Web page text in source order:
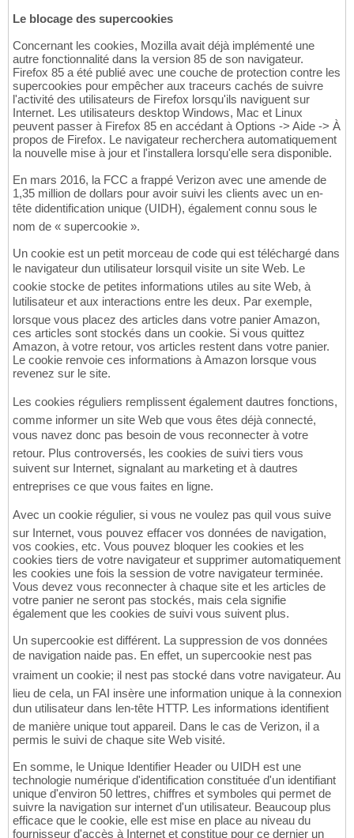
Le blocage des supercookies
Concernant les cookies, Mozilla avait déjà implémenté une
autre fonctionnalité dans la version 85 de son navigateur.
Firefox 85 a été publié avec une couche de protection contre les
supercookies pour empêcher aux traceurs cachés de suivre
l'activité des utilisateurs de Firefox lorsqu'ils naviguent sur
Internet. Les utilisateurs desktop Windows, Mac et Linux
peuvent passer à Firefox 85 en accédant à Options -> Aide -> À
propos de Firefox. Le navigateur recherchera automatiquement
la nouvelle mise à jour et l'installera lorsqu'elle sera disponible.
En mars 2016, la FCC a frappé Verizon avec une amende de
1,35 million de dollars pour avoir suivi les clients avec un en-
tête didentification unique (UIDH), également connu sous le
nom de « supercookie ».
Un cookie est un petit morceau de code qui est téléchargé dans
le navigateur dun utilisateur lorsquil visite un site Web. Le
cookie stocke de petites informations utiles au site Web, à
lutilisateur et aux interactions entre les deux. Par exemple,
lorsque vous placez des articles dans votre panier Amazon,
ces articles sont stockés dans un cookie. Si vous quittez
Amazon, à votre retour, vos articles restent dans votre panier.
Le cookie renvoie ces informations à Amazon lorsque vous
revenez sur le site.
Les cookies réguliers remplissent également dautres fonctions,
comme informer un site Web que vous êtes déjà connecté,
vous navez donc pas besoin de vous reconnecter à votre
retour. Plus controversés, les cookies de suivi tiers vous
suivent sur Internet, signalant au marketing et à dautres
entreprises ce que vous faites en ligne.
Avec un cookie régulier, si vous ne voulez pas quil vous suive
sur Internet, vous pouvez effacer vos données de navigation,
vos cookies, etc. Vous pouvez bloquer les cookies et les
cookies tiers de votre navigateur et supprimer automatiquement
les cookies une fois la session de votre navigateur terminée.
Vous devez vous reconnecter à chaque site et les articles de
votre panier ne seront pas stockés, mais cela signifie
également que les cookies de suivi vous suivent plus.
Un supercookie est différent. La suppression de vos données
de navigation naide pas. En effet, un supercookie nest pas
vraiment un cookie; il nest pas stocké dans votre navigateur. Au
lieu de cela, un FAI insère une information unique à la connexion
dun utilisateur dans len-tête HTTP. Les informations identifient
de manière unique tout appareil. Dans le cas de Verizon, il a
permis le suivi de chaque site Web visité.
En somme, le Unique Identifier Header ou UIDH est une
technologie numérique d'identification constituée d'un identifiant
unique d'environ 50 lettres, chiffres et symboles qui permet de
suivre la navigation sur internet d'un utilisateur. Beaucoup plus
efficace que le cookie, elle est mise en place au niveau du
fournisseur d'accès à Internet et constitue pour ce dernier un